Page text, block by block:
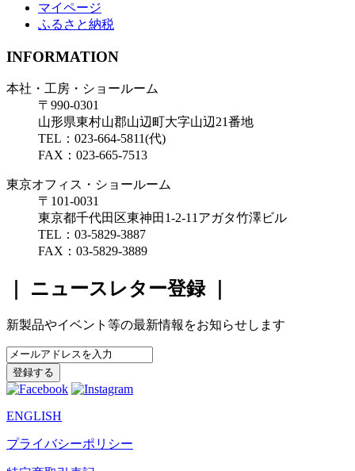
マイページ
ふるさと納税
INFORMATION
本社・工房・ショールーム
〒990-0301
山形県東村山郡山辺町大字山辺21番地
TEL：023-664-5811(代)
FAX：023-665-7513
東京オフィス・ショールーム
〒101-0031
東京都千代田区東神田1-2-11アガタ竹澤ビル
TEL：03-5829-3887
FAX：03-5829-3889
｜ ニュースレター登録 ｜
新製品やイベント等の最新情報をお知らせします
ENGLISH
プライバシーポリシー